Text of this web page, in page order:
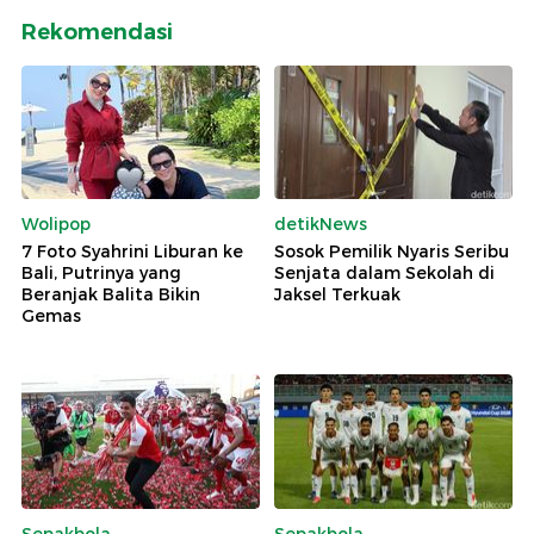
Rekomendasi
Wolipop
7 Foto Syahrini Liburan ke
Bali, Putrinya yang
Beranjak Balita Bikin
Gemas
detikNews
Sosok Pemilik Nyaris Seribu
Senjata dalam Sekolah di
Jaksel Terkuak